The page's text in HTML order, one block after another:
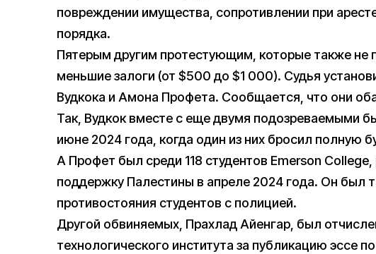
повреждении имущества, сопротивлении при
порядка.
Пятерым другим протестующим, которые также не
меньшие залоги (от $500 до $1 000). Судья
Вудкока и Амона Профета. Сообщается, что они
Так, Вудкок вместе с еще двумя подозреваемыми
июне 2024 года, когда один из них бросил полную
А Профет был среди 118 студентов Emerson College,
поддержку Палестины в апреле 2024 года. Он был
противостояния студентов с полицией.
Другой обвиняемых, Прахлад Айенгар, был
технологического института за публикацию эссе